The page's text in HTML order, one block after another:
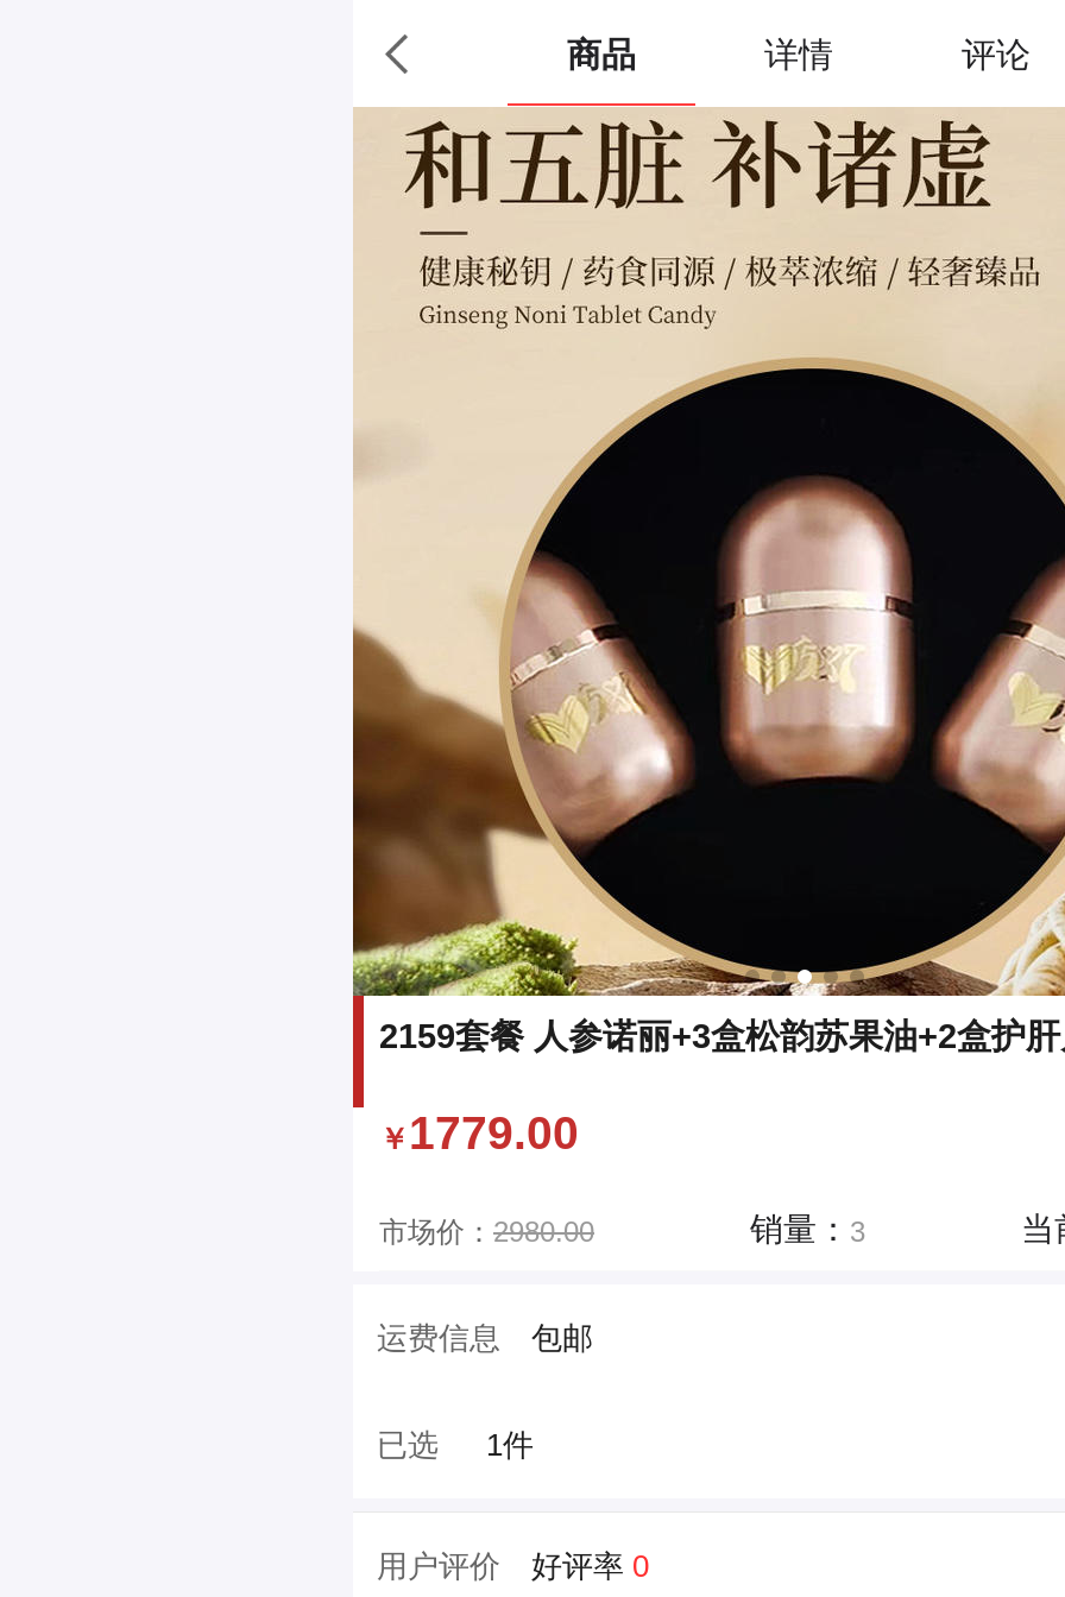
商品 详情 评论
2159套餐 人参诺丽+3盒松韵苏果油+2盒护
￥ 1779.00
市场价：2980.00 销量： 3 当
运费信息 包邮
已选 1件
用户评价 好评率 0